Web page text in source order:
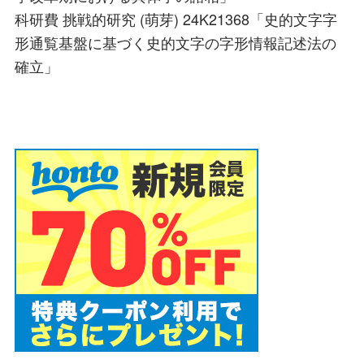
科研費 挑戦的研究 (萌芽) 24K21368「史的文字字
形通覧基盤に基づく史的文字の字形情報記述法の
確立」